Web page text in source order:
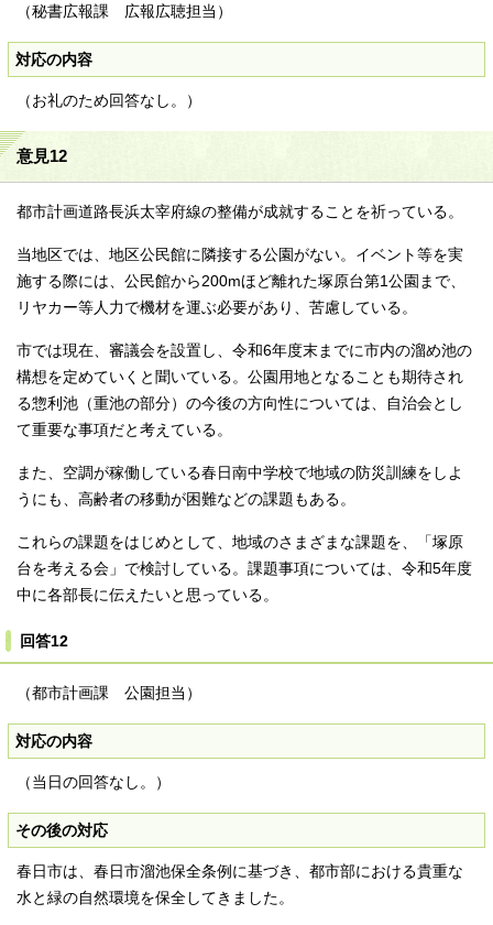
（秘書広報課 広報広聴担当）
対応の内容
（お礼のため回答なし。）
意見12
都市計画道路長浜太宰府線の整備が成就することを祈っている。
当地区では、地区公民館に隣接する公園がない。イベント等を実
施する際には、公民館から200mほど離れた塚原台第1公園まで、
リヤカー等人力で機材を運ぶ必要があり、苦慮している。
市では現在、審議会を設置し、令和6年度末までに市内の溜め池の
構想を定めていくと聞いている。公園用地となることも期待され
る惣利池（重池の部分）の今後の方向性については、自治会とし
て重要な事項だと考えている。
また、空調が稼働している春日南中学校で地域の防災訓練をしよ
うにも、高齢者の移動が困難などの課題もある。
これらの課題をはじめとして、地域のさまざまな課題を、「塚原
台を考える会」で検討している。課題事項については、令和5年度
中に各部長に伝えたいと思っている。
回答12
（都市計画課 公園担当）
対応の内容
（当日の回答なし。）
その後の対応
春日市は、春日市溜池保全条例に基づき、都市部における貴重な
水と緑の自然環境を保全してきました。